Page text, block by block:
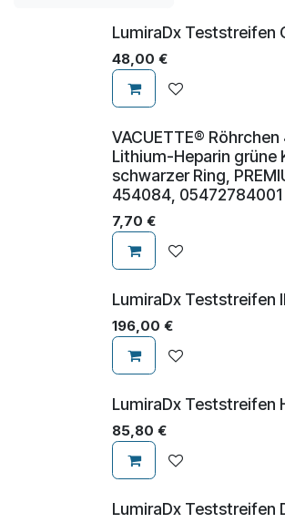
LumiraDx Teststreifen
48,00 €
VACUETTE® Röhrchen
Lithium-Heparin grüne
schwarzer Ring,
454084, 05472784001
7,70 €
LumiraDx Teststreifen
196,00 €
LumiraDx Teststreifen
85,80 €
LumiraDx Teststreifen